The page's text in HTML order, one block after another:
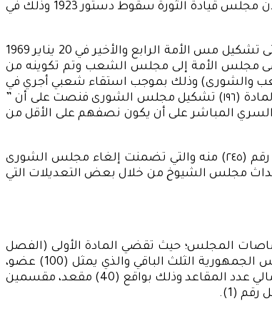
عدد أعضاء المجلسين إلى (150) عضو إلى أن عادت البلاد مرة أخرى إلى دستور عام ١٩٢٣ وذلك في عام 1935 واستمر العمل به حتى إعلان مجلس قيادة الثورة سقوط دستور 1923 وذلك في
وقد تم الأخذ بنظام المجلس النيابي الواحد بعد ثورة ٢٣ يوليو١٩٥٢، حيث تم تشكيل مجلس الأمة وفقاً لدستور عام 1956 وظل كذلك حتى تشكيل مس الأمة الرابع والأخير في 20 يناير 1969
أول انتخابات برلمانية بعد تولي الرئيس أنور السادات في 27 أكتوبر1971 حيث تغير مسمى مجلس الأمة إلى مجلس الشعب وتم تكوينه من
وابتداء من العام 1980 تم الأخذ بنظام المجلسين (الشعب والشورى) وذلك بموجب استقاء شعبي أجري في
22 مايو 1980 والذي أضاف باب سابع لدستور 1971 والذي تضمن فصلين أولهما لمجلس الشورى والثاني لسلطة الصحافة وتناولت المادة (١٩٦) تشكيل مجلس الشورى فنصت على أن ”
أعضاء المجلس بالاقتراع العام السري المباشر على أن يكون نصفهم على الأقل من
ومع إصدار دستور 2014 – والذي عُرِض للاستفتاء الشعبي فى 18 يناير 2014 – تم العودة لنظام المجلس الواحد وذلك بموجب المادة رقم (٢٤٥) منه والتي تضمنت إلغاء مجلس الشورى
تحت مسمى “مجلس النواب” والذي يتكون من ٥٩٦ نائباً، وأخيراً تم استحداث مجلس الشيوخ من خلال بعض التعديلات التي
(141) لسنة 2020 من خلال الباب الأول منه وتحديداً الفصلين (1 و2) تشكيل واختصاصات المجلس؛ حيث تقضي المادة الأولى (الفصل
الأول) أن يتشكل مجلس الشيوخ من (300) عضو يُنتخب ثلثهم بالاقتراع العام السري المباشر وذلك بواقع (200) عضو، ويعين رئيس الجمهورية الثلث الباقي والذي يمثل (100) عضو،
على أن يخصص للمرأة مالا يقل عن (10%) من إجمالي عدد المقاعد، وقد بلغت نسبة تمثيل المرأة فعلياً داخل المجلس (13%) من إجمالي عدد المقاعد وذلك بواقع (40) مقعد، مقسمين